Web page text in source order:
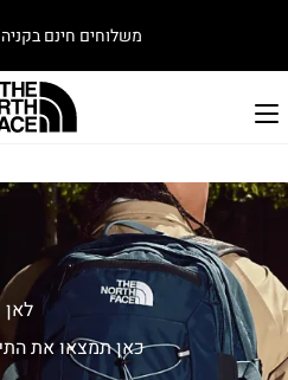
משלוחים חינם בקניה מעל
כאן תמצאו את